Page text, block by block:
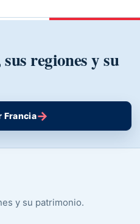
regiones y su
Francia→
y su patrimonio.